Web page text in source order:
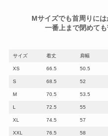
Mサイズでも首周りには
一番上まで閉めて
サイズ 着丈 肩幅
XS 66.5 50.5
S 68.5 52
M 70.5 53.5
L 72.5 55
XL 74.5 57
XXL 76.5 58